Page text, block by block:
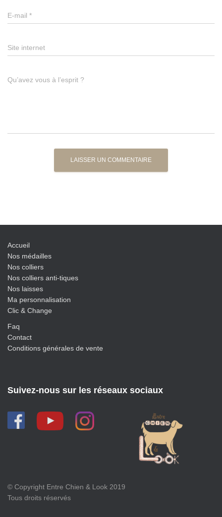
E-mail *
Site internet
Qu’avez vous à l’esprit ?
Accueil
Nos médailles
Nos colliers
Nos colliers anti-tiques
Nos laisses
Ma personnalisation
Clic & Change
Faq
Contact
Conditions générales de vente
Suivez-nous sur les réseaux sociaux
© Copyright Entre Chien & Look 2019
Tous droits réservés